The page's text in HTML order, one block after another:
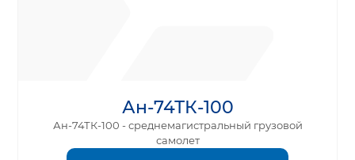
Ан-74ТК-100
Ан-74ТК-100 - среднемагистральный грузовой
самолет